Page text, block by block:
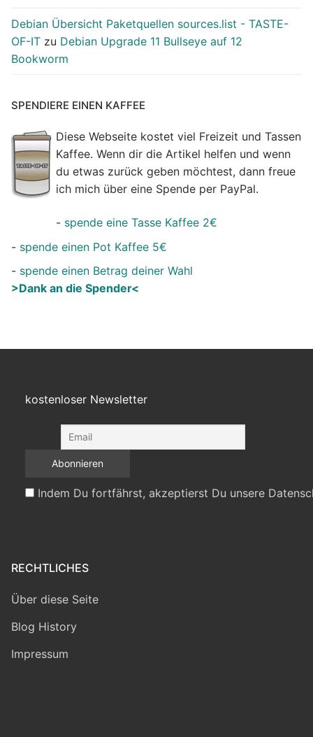
Debian Übersicht Paketquellen sources.list - TASTE-
OF-IT zu Debian Upgrade 11 Bullseye auf 12
Bookworm
SPENDIERE EINEN KAFFEE
Diese Webseite kostet viel Freizeit und Tassen
Kaffee. Wenn dir die Artikel helfen und wenn
du etwas zurück geben möchtest, dann freue
ich mich über eine Spende per PayPal.
- spende eine Tasse Kaffee 2€
- spende einen Pot Kaffee 5€
- spende einen Betrag deiner Wahl
>Dank an die Spender<
kostenloser Newsletter
Indem Du fortfährst, akzeptierst Du unsere
RECHTLICHES
Über diese Seite
Blog History
Impressum